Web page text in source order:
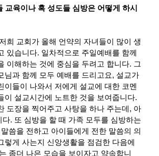
교육이나 혹 성도들 심방은 어떻게 하시
저희 교회가 올해 언약의 자녀들이 많이 생
있습니다. 일차적으로 주일예배를 함께
이해하는 것에 중심을 두려고 합니다. 그
님과 함께 모두 예배를 드리고요, 설교가
이들이 나와서 저에게 설교에 대한 코멘
이 설교시간에 노트한 것을 보여줍니다.
도장을 찍어주고 사탕을 하나 주는데, 아
다. 또 심방을 할 때 가족 모두를 심방하는
씀을 전하고 아이들에게 전한 말씀의 의
렇게 사는지 신앙생활을 점검한 다음에
좀더 나은 모습을 보이자고 약속합니